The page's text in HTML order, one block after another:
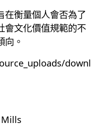
在衡量個人會否為了
會文化價值規範的不
。
downl
Mills